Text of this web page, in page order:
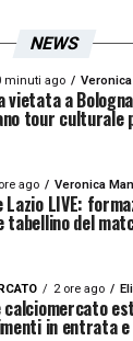
NOSTRE
NEWS
minuti ago
a
tour culturale
ago Veronica
Lazio LIVE:
tabellino del
2 ore ago
calciomercato
in entrata